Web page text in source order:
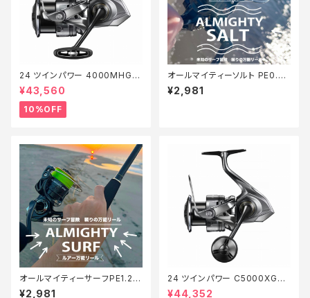
24 ツインパワー 4000MHG
【継続セール_リール】【10】
¥43,560
10%OFF
オールマイティーソルト PE0.8
号150m Tオリ
¥2,981
オールマイティーサーフPE1.2 2
00m【Tオリ】
¥2,981
24 ツインパワー C5000XG
【継続セール_リール】【10】
¥44,352